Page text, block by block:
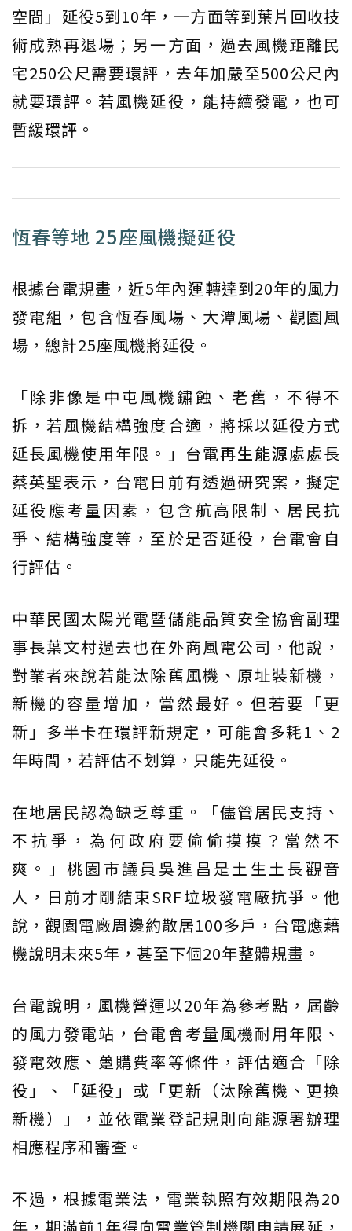
空間」延役5到10年，一方面等到葉片回收技
術成熟再退場；另一方面，過去風機距離民
宅250公尺需要環評，去年加嚴至500公尺內
就要環評。若風機延役，能持續發電，也可
暫緩環評。
恆春等地 25座風機擬延役
根據台電規畫，近5年內運轉達到20年的風力
發電組，包含恆春風場、大潭風場、觀園風
場，總計25座風機將延役。
「除非像是中屯風機鏽蝕、老舊，不得不
拆，若風機結構強度合適，將採以延役方式
延長風機使用年限。」台電再生能源處處長
蔡英聖表示，台電日前有透過研究案，擬定
延役應考量因素，包含航高限制、居民抗
爭、結構強度等，至於是否延役，台電會自
行評估。
中華民國太陽光電暨儲能品質安全協會副理
事長葉文村過去也在外商風電公司，他說，
對業者來說若能汰除舊風機、原址裝新機，
新機的容量增加，當然最好。但若要「更
新」多半卡在環評新規定，可能會多耗1、2
年時間，若評估不划算，只能先延役。
在地居民認為缺乏尊重。「儘管居民支持、
不抗爭，為何政府要偷偷摸摸？當然不
爽。」桃園市議員吳進昌是土生土長觀音
人，日前才剛結束SRF垃圾發電廠抗爭。他
說，觀園電廠周邊約散居100多戶，台電應藉
機說明未來5年，甚至下個20年整體規畫。
台電說明，風機營運以20年為參考點，屆齡
的風力發電站，台電會考量風機耐用年限、
發電效應、躉購費率等條件，評估適合「除
役」、「延役」或「更新（汰除舊機、更換
新機）」，並依電業登記規則向能源署辦理
相應程序和審查。
不過，根據電業法，電業執照有效期限為20
年，期滿前1年得向電業管制機關申請展延，